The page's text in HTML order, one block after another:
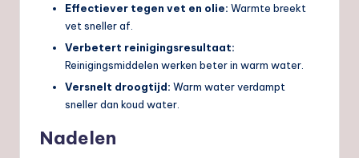
Effectiever tegen vet en olie: Warmte breekt
vet sneller af.
Verbetert reinigingsresultaat:
Reinigingsmiddelen werken beter in warm water.
Versnelt droogtijd: Warm water verdampt
sneller dan koud water.
Nadelen